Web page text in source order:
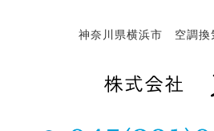
神奈川県横浜市 空調換